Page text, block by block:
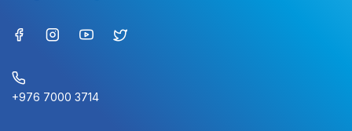
+976 7000 3714